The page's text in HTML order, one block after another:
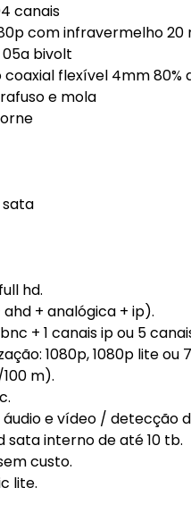
canais
com infravermelho 20
bivolt
flexível 4mm 80%
e mola
hd.
+ analógica + ip).
+ 1 canais ip ou 5
1080p, 1080p lite ou
m).
e vídeo / detecção
sata interno de até 10 tb.
custo.
lite.